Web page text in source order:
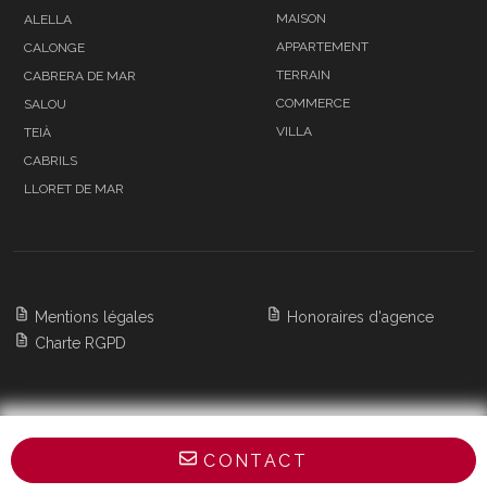
CONTACT
ALELLA
CALONGE
CABRERA DE MAR
SALOU
TEIÀ
CABRILS
LLORET DE MAR
MAISON
APPARTEMENT
TERRAIN
COMMERCE
VILLA
Mentions légales
Charte RGPD
Honoraires d'agence
Copyright 2026 BARNES Barcelona & Costa
All Rights Reserved